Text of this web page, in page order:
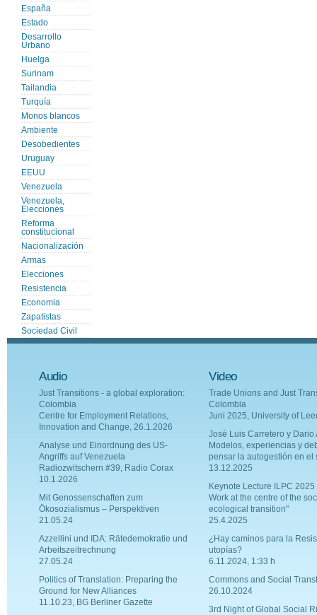
España
Estado
Desarrollo
Urbano
Huelga
Surinam
Tailandia
Turquía
Monos blancos
Ambiente
Desobedientes
Uruguay
EEUU
Venezuela
Venezuela,
Elecciones
Reforma
constitucional
Nacionalización
Armas
Elecciones
Resistencia
Economia
Zapatistas
Sociedad Civil
Audio
Just Transitions - a global exploration:
Colombia
Centre for Employment Relations,
Innovation and Change, 26.1.2026
Analyse und Einordnung des US-
Angriffs auf Venezuela
Radiozwitschern #39, Radio Corax
10.1.2026
Mit Genossenschaften zum
Ökosozialismus – Perspektiven
21.05.24
Azzellini und IDA: Rätedemokratie und
Arbeitszeitrechnung
27.05.24
Politics of Translation: Preparing the
Ground for New Alliances
11.10.23, BG Berliner Gazette
Video
Trade Unions and Just
Colombia
Juni 2025, University of
Josè Luis Carretero y Dario
Modelos, experiencias y
pensar la autogestión en el
13.12.2025
Keynote Lecture ILPC 2025
Work at the centre of the
ecological transition"
25.4.2025
¿Hay caminos para la
utopías?
6.11.2024, 1:33 h
Commons and Social
26.10.2024
3rd Night of Global Social